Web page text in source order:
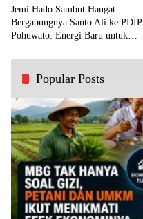
Jemi Hado Sambut Hangat
Bergabungnya Santo Ali ke PDIP
Pohuwato: Energi Baru untuk
Popular Posts